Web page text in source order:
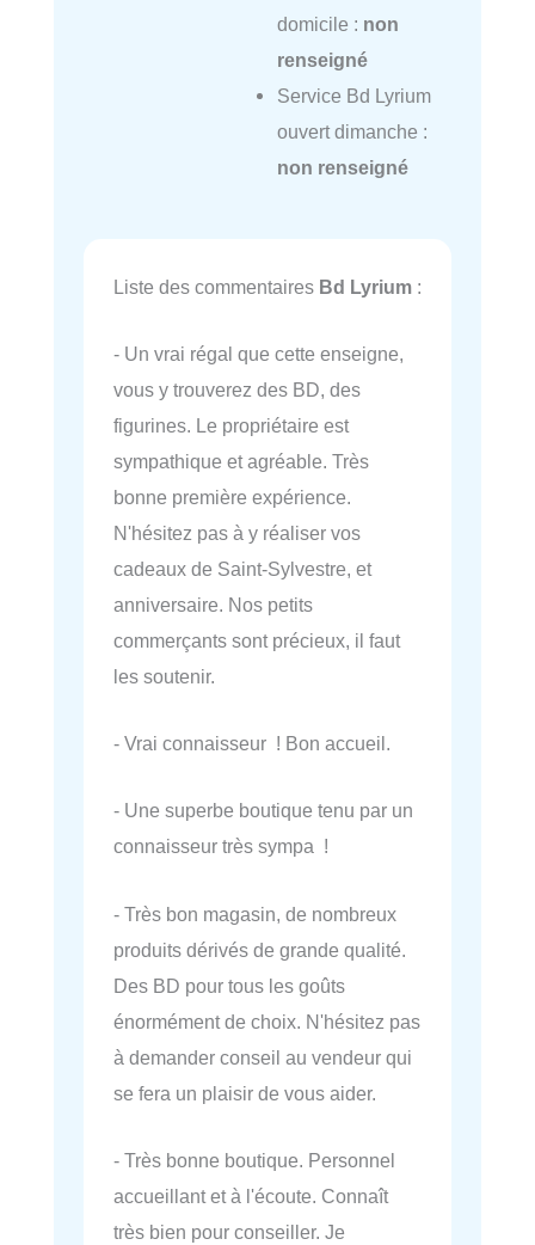
domicile : non
renseigné
Service Bd Lyrium
ouvert dimanche :
non renseigné
Liste des commentaires Bd Lyrium :
- Un vrai régal que cette enseigne,
vous y trouverez des BD, des
figurines. Le propriétaire est
sympathique et agréable. Très
bonne première expérience.
N'hésitez pas à y réaliser vos
cadeaux de Saint-Sylvestre, et
anniversaire. Nos petits
commerçants sont précieux, il faut
les soutenir.
- Vrai connaisseur ! Bon accueil.
- Une superbe boutique tenu par un
connaisseur très sympa !
- Très bon magasin, de nombreux
produits dérivés de grande qualité.
Des BD pour tous les goûts
énormément de choix. N'hésitez pas
à demander conseil au vendeur qui
se fera un plaisir de vous aider.
- Très bonne boutique. Personnel
accueillant et à l'écoute. Connaît
très bien pour conseiller. Je